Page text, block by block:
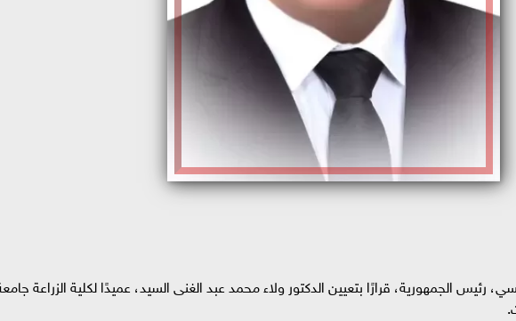
رئيس الجمهورية، قرارًا بتعيين الدكتور ولاء محمد عبد الغنى السيد، عميدًا لكلية الزراعة